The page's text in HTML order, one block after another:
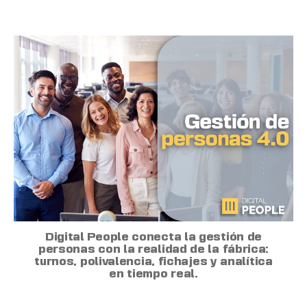
Digital People conecta la gestión de
personas con la realidad de la fábrica:
turnos, polivalencia, fichajes y analítica
en tiempo real.